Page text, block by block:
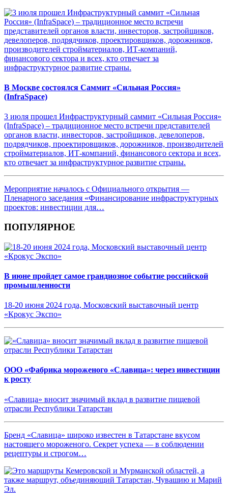
В Москве состоялся Саммит «Сильная Россия»
(InfraSpace)
3 июля прошел Инфраструктурный саммит «Сильная Россия»
(InfraSpace) – традиционное место встречи представителей
органов власти, инвесторов, застройщиков, девелоперов,
подрядчиков, проектировщиков, дорожников, производителей
стройматериалов, ИТ-компаний, финансового сектора и всех,
кто отвечает за инфраструктурное развитие страны.
Мероприятие началось с Официального открытия —
Пленарного заседания «Финансирование инфраструктурных
проектов: инвестиции для…
ПОПУЛЯРНОЕ
В июне пройдет самое грандиозное событие российской
промышленности
18-20 июня 2024 года, Московский выставочный центр
«Крокус Экспо»
ООО «Фабрика мороженого «Славица»: через инвестиции
к росту
«Славица» вносит значимый вклад в развитие пищевой
отрасли Республики Татарстан
Бренд «Славица» широко известен в Татарстане вкусом
настоящего мороженого. Секрет успеха — в соблюдении
рецептуры и строгом…